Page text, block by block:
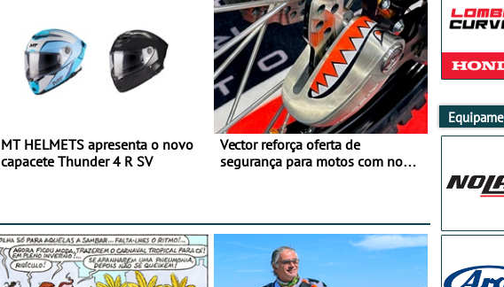
MT HELMETS apresenta o novo
capacete Thunder 4 R SV
Vector reforça oferta de
segurança para motos com nova